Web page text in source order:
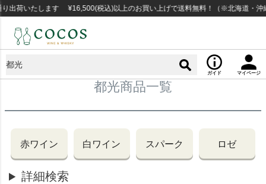
いたします ¥16,500(税込)以上のお買い上げで送料無料！（※北海道・沖縄な
ガイド マイページ
都光商品一覧
赤ワイン 白ワイン スパーク ロゼ
詳細検索